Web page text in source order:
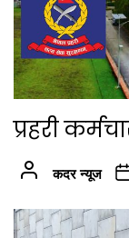
प्रहरी
कदर न्यूज